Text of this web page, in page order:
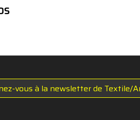
vous à la newsletter de Textile/